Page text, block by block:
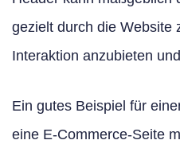
gezielt durch die Website
Interaktion anzubieten
Ein gutes Beispiel für
eine E-Commerce-Seite